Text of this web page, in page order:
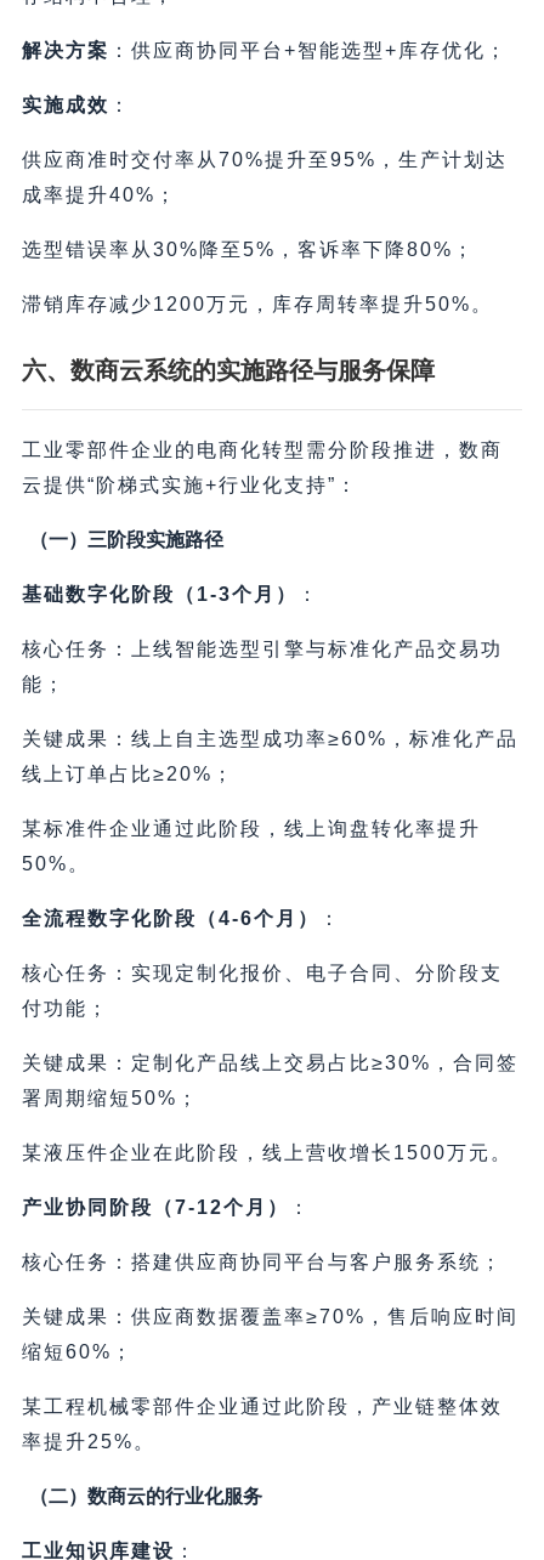
解决方案 ：供应商协同平台+智能选型+库存优化；
实施成效 ：
供应商准时交付率从70%提升至95%，生产计划达
成率提升40%；
选型错误率从30%降至5%，客诉率下降80%；
滞销库存减少1200万元，库存周转率提升50%。
六、数商云系统的实施路径与服务保障
工业零部件企业的电商化转型需分阶段推进，数商
云提供“阶梯式实施+行业化支持”：
（一）三阶段实施路径
基础数字化阶段（1-3个月） ：
核心任务：上线智能选型引擎与标准化产品交易功
能；
关键成果：线上自主选型成功率≥60%，标准化产品
线上订单占比≥20%；
某标准件企业通过此阶段，线上询盘转化率提升
50%。
全流程数字化阶段（4-6个月） ：
核心任务：实现定制化报价、电子合同、分阶段支
付功能；
关键成果：定制化产品线上交易占比≥30%，合同签
署周期缩短50%；
某液压件企业在此阶段，线上营收增长1500万元。
产业协同阶段（7-12个月） ：
核心任务：搭建供应商协同平台与客户服务系统；
关键成果：供应商数据覆盖率≥70%，售后响应时间
缩短60%；
某工程机械零部件企业通过此阶段，产业链整体效
率提升25%。
（二）数商云的行业化服务
工业知识库建设 ：